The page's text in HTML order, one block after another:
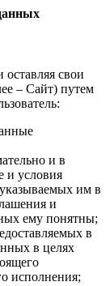
свои
– Сайт) путем
и в
и условия
им в
и
ему понятны;
в
в целях
исполнения;